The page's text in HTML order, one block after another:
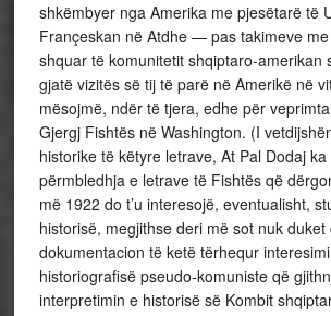
shkëmbyer nga Amerika me pjesëtarë të
Françeskan në Atdhe — pas takimeve
shquar të komunitetit shqiptaro-amerikan
gjatë vizitës së tij të parë në Amerikë në
mësojmë, ndër të tjera, edhe për
Gjergj Fishtës në Washington. (I
historike të këtyre letrave, At Pal Dodaj
përmbledhja e letrave të Fishtës që
më 1922 do t’u interesojë, eventualisht,
historisë, megjithse deri më sot nuk duket
dokumentacion të ketë tërhequr
historiografisë pseudo-komuniste që
interpretimin e historisë së Kombit